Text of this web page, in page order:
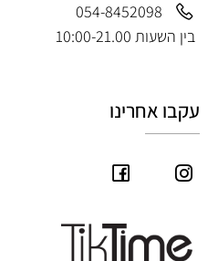
054-8452098
בין השעות 10:00-21.00
עקבו אחרינו